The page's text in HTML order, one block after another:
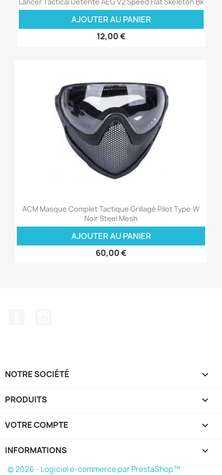
Lancer Tactical Détente AEG V2 Speed Flat Skeleton Bk
AJOUTER AU PANIER
12,00 €
ACM Masque Complet Tactique Grillagé Pilot Type:W
Noir Steel Mesh
AJOUTER AU PANIER
60,00 €
NOTRE SOCIÉTÉ 
PRODUITS 
VOTRE COMPTE 
INFORMATIONS keyboard_arrow_down
© 2026 - Logiciel e-commerce par PrestaShop™